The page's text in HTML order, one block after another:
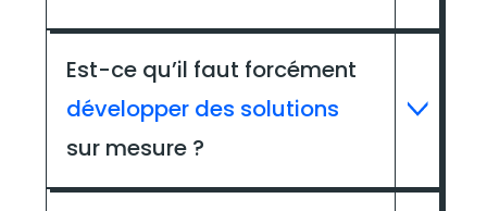
Est-ce qu’il faut forcément
développer des solutions
sur mesure ?